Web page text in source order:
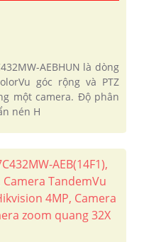
AEBHUN là dòng
góc rộng và PTZ
một camera. Độ phân
nén H